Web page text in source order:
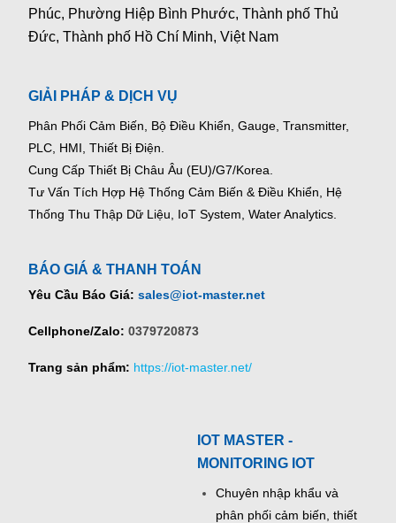
Phúc, Phường Hiệp Bình Phước, Thành phố Thủ
Đức, Thành phố Hồ Chí Minh, Việt Nam
GIẢI PHÁP & DỊCH VỤ
Phân Phối Cảm Biến, Bộ Điều Khiển, Gauge, Transmitter,
PLC, HMI, Thiết Bị Điện.
Cung Cấp Thiết Bị Châu Âu (EU)/G7/Korea.
Tư Vấn Tích Hợp Hệ Thống Cảm Biến & Điều Khiển, Hệ
Thống Thu Thập Dữ Liệu, IoT System, Water Analytics.
BÁO GIÁ & THANH TOÁN
Yêu Cầu Báo Giá: sales@iot-master.net
Cellphone/Zalo: 0379720873
Trang sản phẩm: https://iot-master.net/
IOT MASTER -
MONITORING IOT
Chuyên nhập khẩu và
phân phối cảm biến, thiết